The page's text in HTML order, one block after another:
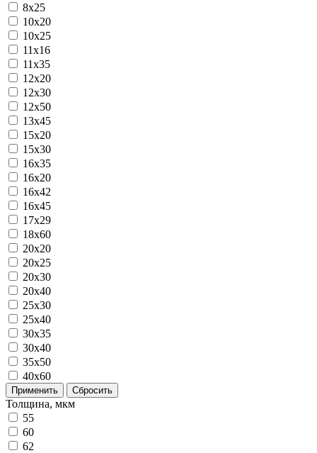
8х25
10x20
10x25
11x16
11х35
12x20
12x30
12х50
13x45
15x20
15x30
16x35
16х20
16х42
16х45
17х29
18х60
20x20
20x25
20x30
20x40
25x30
25x40
30x35
30x40
35x50
40x60
Применить Сбросить
Толщина, мкм
55
60
62